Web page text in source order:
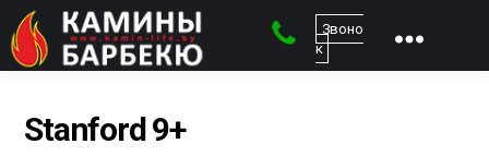
Магазин
Звоно
к
Stanford 9+